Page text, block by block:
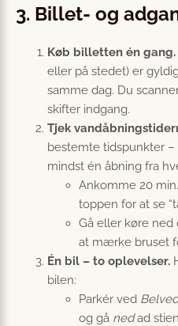
3. Billet- og
Køb billetten én gang.
eller på stedet) er
samme dag. Du
skifter indgang.
Tjek
bestemte tidspunkter
mindst én åbning fra
Ankomme 20
toppen for at se
Gå eller køre
at mærke bruset
Én bil – to oplevelser.
bilen:
Parkér ved
og gå nedad